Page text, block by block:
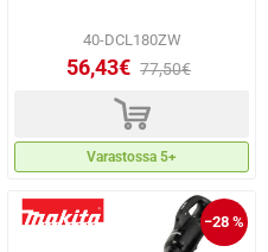
40-DCL180ZW
56,43€ 77,50€
d
Varastossa 5+
−28 %